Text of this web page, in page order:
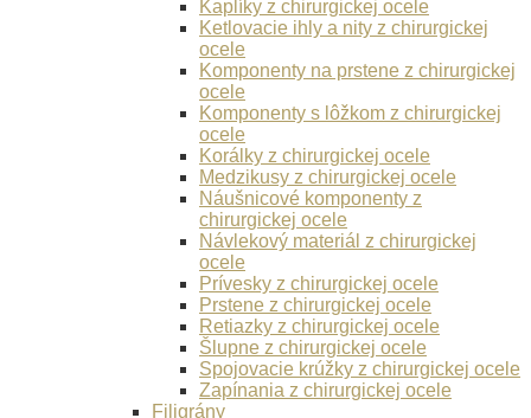
Kaplíky z chirurgickej ocele
Ketlovacie ihly a nity z chirurgickej
ocele
Komponenty na prstene z chirurgickej
ocele
Komponenty s lôžkom z chirurgickej
ocele
Korálky z chirurgickej ocele
Medzikusy z chirurgickej ocele
Náušnicové komponenty z
chirurgickej ocele
Návlekový materiál z chirurgickej
ocele
Prívesky z chirurgickej ocele
Prstene z chirurgickej ocele
Retiazky z chirurgickej ocele
Šlupne z chirurgickej ocele
Spojovacie krúžky z chirurgickej ocele
Zapínania z chirurgickej ocele
Filigrány